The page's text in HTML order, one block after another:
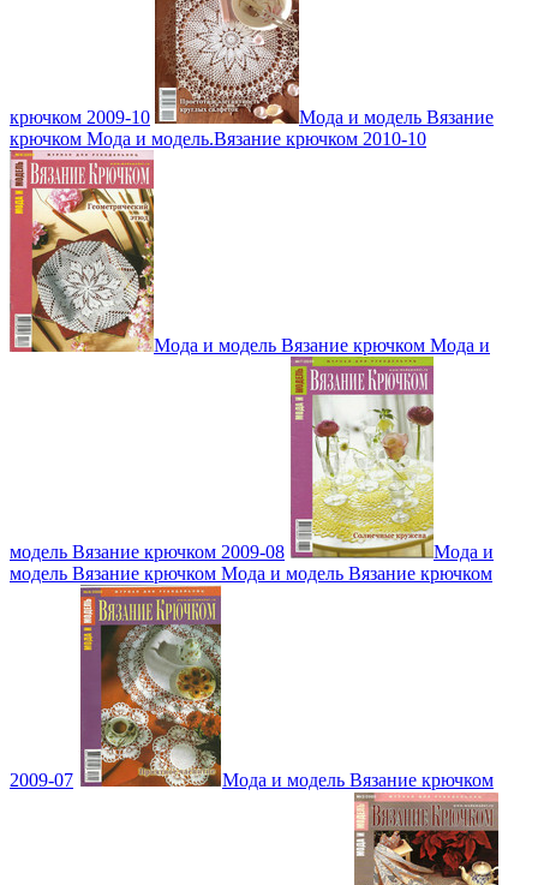
крючком 2009-10
Мода и модель Вязание
крючком Мода и модель.Вязание крючком 2010-10
Мода и модель Вязание крючком Мода и
модель Вязание крючком 2009-08
Мода и
модель Вязание крючком Мода и модель Вязание крючком
2009-07 Мода и модель Вязание крючком